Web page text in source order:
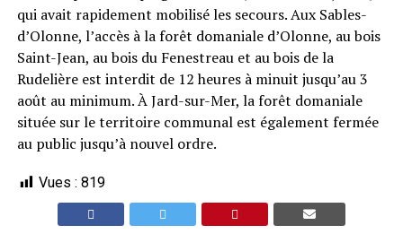
qui avait rapidement mobilisé les secours. Aux Sables-
d’Olonne, l’accès à la forêt domaniale d’Olonne, au bois
Saint-Jean, au bois du Fenestreau et au bois de la
Rudelière est interdit de 12 heures à minuit jusqu’au 3
août au minimum. À Jard-sur-Mer, la forêt domaniale
située sur le territoire communal est également fermée
au public jusqu’à nouvel ordre.
Vues : 819